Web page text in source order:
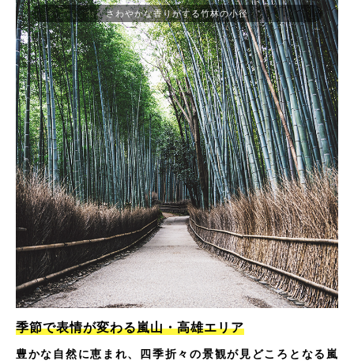
さわやかな香りがする竹林の小径
季節で表情が変わる嵐山・高雄エリア
豊かな自然に恵まれ、四季折々の景観が見どころとなる嵐